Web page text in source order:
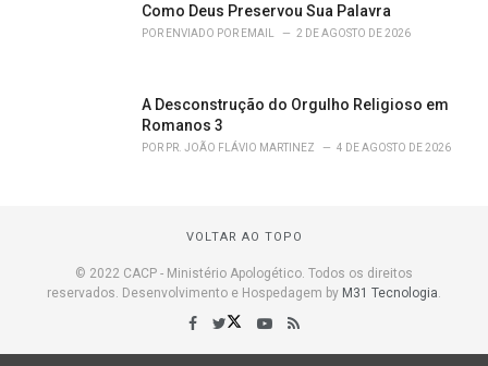
Como Deus Preservou Sua Palavra
POR ENVIADO POR EMAIL 2 DE AGOSTO DE 2026
A Desconstrução do Orgulho Religioso em
Romanos 3
POR PR. JOÃO FLÁVIO MARTINEZ 4 DE AGOSTO DE 2026
VOLTAR AO TOPO
© 2022 CACP - Ministério Apologético. Todos os direitos
reservados. Desenvolvimento e Hospedagem by M31 Tecnologia.